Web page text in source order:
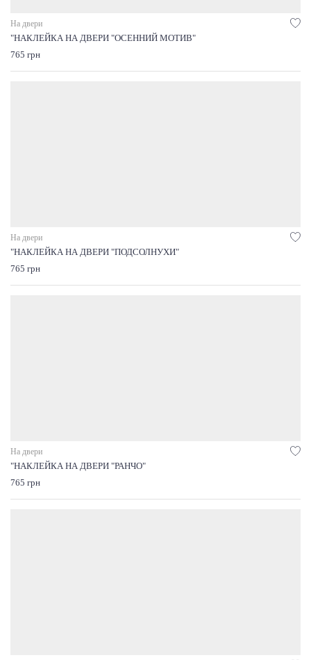
На двери
"НАКЛЕЙКА НА ДВЕРИ "ОСЕННИЙ МОТИВ"
765 грн
На двери
"НАКЛЕЙКА НА ДВЕРИ "ПОДСОЛНУХИ"
765 грн
На двери
"НАКЛЕЙКА НА ДВЕРИ "РАНЧО"
765 грн